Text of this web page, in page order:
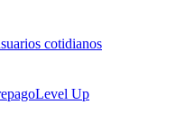
cotidianos
Level Up